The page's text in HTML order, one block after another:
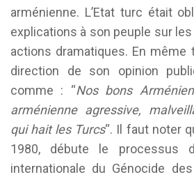
arménienne. L’Etat turc était
explications à son peuple sur
actions dramatiques. En
direction de son opinion
comme : “Nos bons
arménienne agressive,
qui hait les Turcs“. Il faut noter
1980, débute le processus
internationale du Génocide